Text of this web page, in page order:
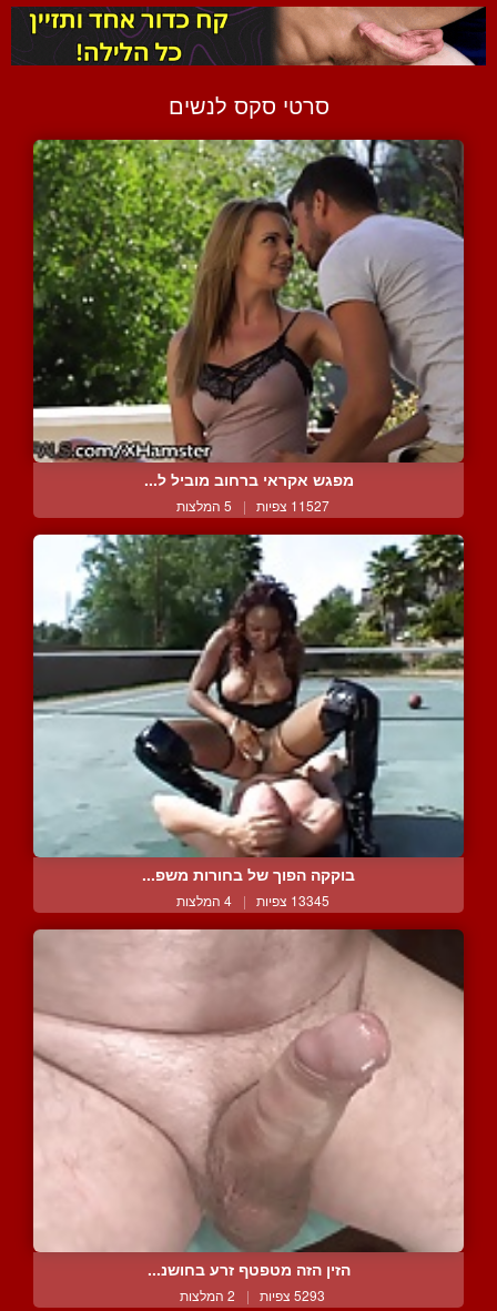
סרטי סקס לנשים
מפגש אקראי ברחוב מוביל ל...
11527 צפיות | 5 המלצות
בוקקה הפוך של בחורות משפ...
13345 צפיות | 4 המלצות
הזין הזה מטפטף זרע בחושנ...
5293 צפיות | 2 המלצות